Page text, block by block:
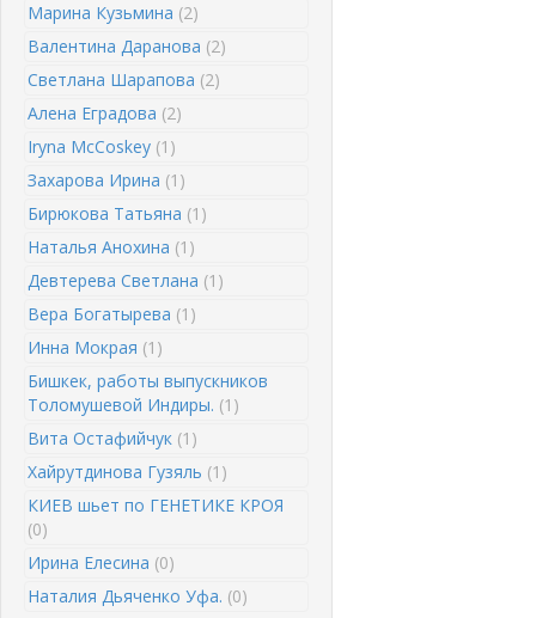
Марина Кузьмина (2)
Валентина Даранова (2)
Светлана Шарапова (2)
Алена Еградова (2)
Iryna McCoskey (1)
Захарова Ирина (1)
Бирюкова Татьяна (1)
Наталья Анохина (1)
Девтерева Светлана (1)
Вера Богатырева (1)
Инна Мокрая (1)
Бишкек, работы выпускников
Толомушевой Индиры. (1)
Вита Остафийчук (1)
Хайрутдинова Гузяль (1)
КИЕВ шьет по ГЕНЕТИКЕ КРОЯ
(0)
Ирина Елесина (0)
Наталия Дьяченко Уфа. (0)